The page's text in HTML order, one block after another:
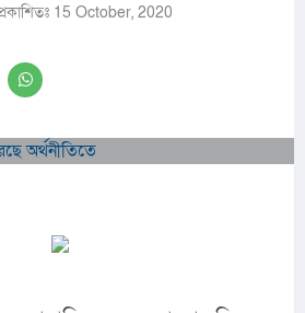
15 October, 2020